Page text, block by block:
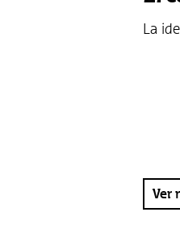
La
Ver